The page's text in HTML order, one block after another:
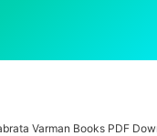
Varman Books PDF